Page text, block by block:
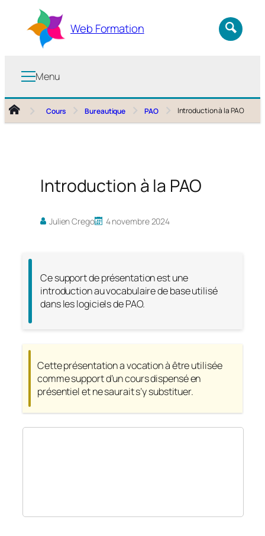
contenu
Web Formation
Menu
Cours Bureautique PAO Introduction à la PAO
Introduction à la PAO
Julien Crego 4 novembre 2024
Ce support de présentation est une
introduction au vocabulaire de base utilisé
dans les logiciels de PAO.
Cette présentation a vocation à être utilisée
comme support d’un cours dispensé en
présentiel et ne saurait s’y substituer.